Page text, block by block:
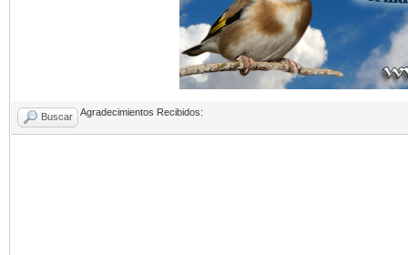
Buscar Agradecimientos Recibidos: